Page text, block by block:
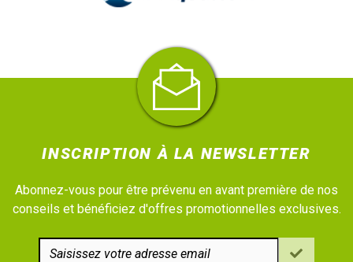
INSCRIPTION À LA NEWSLETTER
Abonnez-vous pour être prévenu en avant première de nos
conseils et bénéficiez d'offres promotionnelles exclusives.